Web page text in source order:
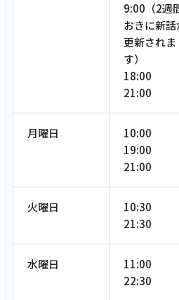
9:00（2週
おきに新話
更新されま
す）
18:00
21:00
月曜日
10:00
19:00
21:00
火曜日
10:30
21:30
水曜日
11:00
22:30